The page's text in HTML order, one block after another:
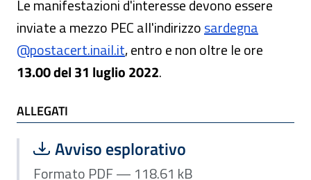
Le manifestazioni d'interesse devono essere
inviate a mezzo PEC all'indirizzosardegna
@postacert.inail.it, entro e non oltre le ore
13.00 del31 luglio 2022.
ALLEGATI
ALLEGATI
Scarica file:
Avviso esplorativo
Formato PDF — Dimensione 118.61 kB
Formato PDF — 118.61 kB